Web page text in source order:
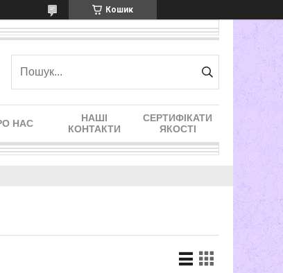
Кошик
НАС
НАШІ
КОНТАКТИ
СЕРТИФІКАТИ
ЯКОСТІ